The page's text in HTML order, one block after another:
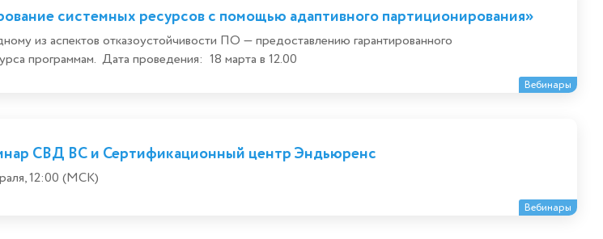
Вебинары
системных ресурсов с помощью адаптивного партиционирования»
из аспектов отказоустойчивости ПО — предоставлению гарантированного
программам. Дата проведения: 18 марта в 12.00
Вебинары
СВД ВС и Сертификационный центр Эндьюренс
12:00 (МСК)